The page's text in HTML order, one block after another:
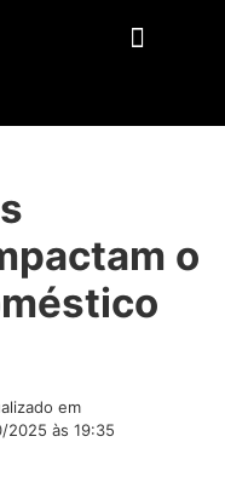
o
em
2025 às 19:35